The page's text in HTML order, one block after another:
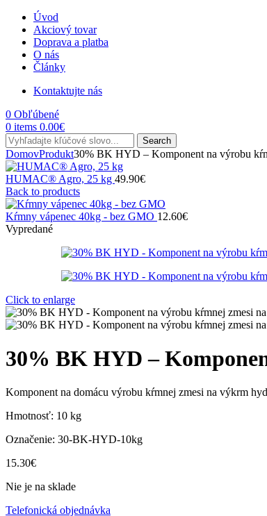
Úvod
Akciový tovar
Doprava a platba
O nás
Články
Kontaktujte nás
0 Obľúbené
0 items 0.00€
Search
DomovProdukt30% BK HYD – Komponent na výrobu
HUMAC® Agro, 25 kg 49.90€
Back to products
Kŕmny vápenec 40kg - bez GMO 12.60€
Vypredané
Click to enlarge
30% BK HYD –
Komponent na domácu výrobu kŕmnej zmesi na výkrm
Hmotnosť: 10 kg
Označenie: 30-BK-HYD-10kg
15.30€
Nie je na sklade
Telefonická objednávka